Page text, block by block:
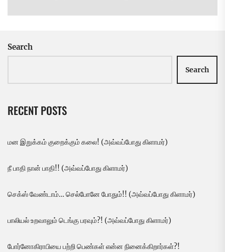
Search
Search
RECENT POSTS
மன இறுக்கம் குறைக்கும் கலை! (அவ்வப்போது கிளாமர்)
நீ பாதி நான் பாதி!! (அவ்வப்போது கிளாமர்)
செக்ஸ் வேண்டாம்… செல்போனே போதும்!! (அவ்வப்போது கிளாமர்)
பாலியல் உறவாலும் டெங்கு பரவும்?! (அவ்வப்போது கிளாமர்)
போர்னோகிராபியை பற்றி பெண்கள் என்ன நினைக்கிறார்கள்?!